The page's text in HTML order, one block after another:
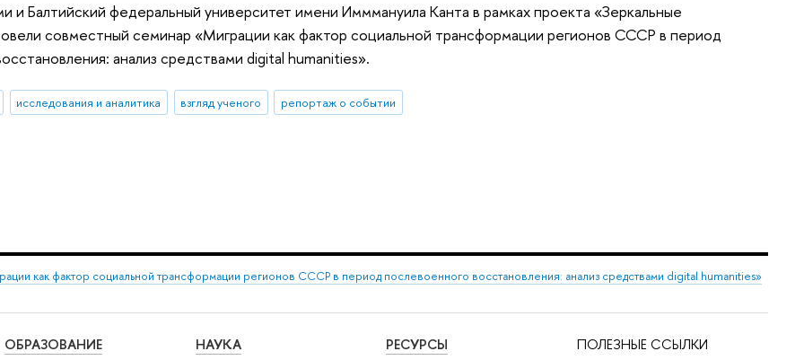
Балтийский федеральный университет имени Имммануила Канта в рамках проекта «Зеркальные
совместный семинар «Миграции как фактор социальной трансформации регионов СССР в период
анализ средствами digital humanities».
исследования и аналитика взгляд ученого репортаж о событии
как фактор социальной трансформации регионов СССР в период послевоенного восстановления: анализ средствами digital humanities»
ОБРАЗОВАНИЕ НАУКА РЕСУРСЫ ПОЛЕЗНЫЕ ССЫЛКИ